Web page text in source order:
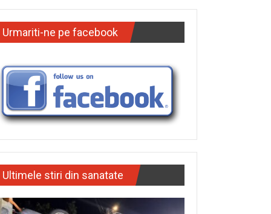
Urmariti-ne pe facebook
Ultimele stiri din sanatate